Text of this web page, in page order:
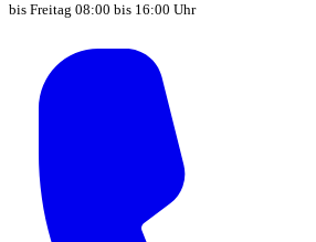
bis Freitag 08:00 bis 16:00 Uhr